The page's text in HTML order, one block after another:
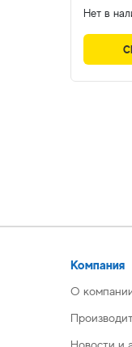
Нет в
Компания
О
Новости и